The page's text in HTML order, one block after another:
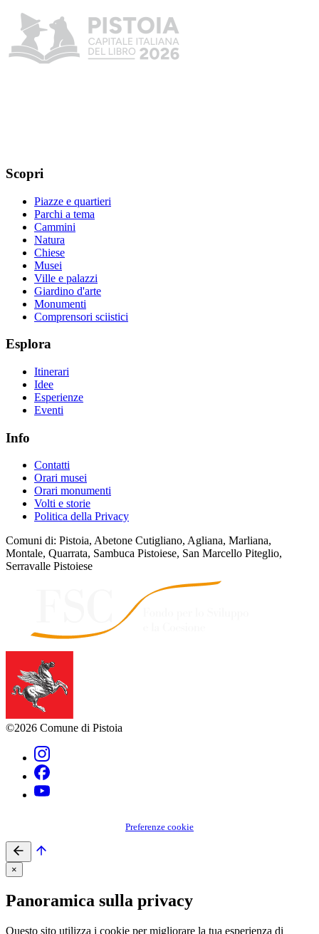
Scopri
Piazze e quartieri
Parchi a tema
Cammini
Natura
Chiese
Musei
Ville e palazzi
Giardino d'arte
Monumenti
Comprensori sciistici
Esplora
Itinerari
Idee
Esperienze
Eventi
Info
Contatti
Orari musei
Orari monumenti
Volti e storie
Politica della Privacy
Comuni di: Pistoia, Abetone Cutigliano, Agliana, Marliana,
Montale, Quarrata, Sambuca Pistoiese, San Marcello Piteglio,
Serravalle Pistoiese
©2026 Comune di Pistoia
Preferenze cookie
×
Panoramica sulla privacy
Questo sito utilizza i cookie per migliorare la tua esperienza di